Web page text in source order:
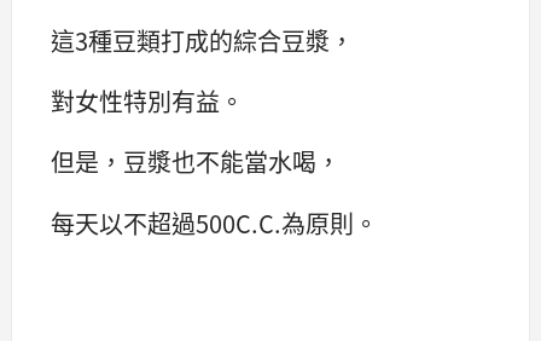
這3種豆類打成的綜合豆漿，
對女性特別有益。
但是，豆漿也不能當水喝，
每天以不超過500C.C.為原則。